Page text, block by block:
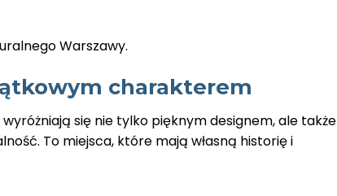
Warszawy.
charakterem
się nie tylko pięknym designem, ale także
To miejsca, które mają własną historię i